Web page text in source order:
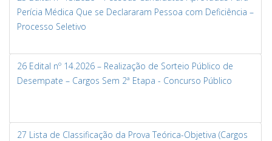
Perícia Médica Que se Declararam Pessoa com Deficiência –
Processo Seletivo
26 Edital nº 14.2026 – Realização de Sorteio Público de
Desempate – Cargos Sem 2ª Etapa - Concurso Público
27 Lista de Classificação da Prova Teórica-Objetiva (Cargos